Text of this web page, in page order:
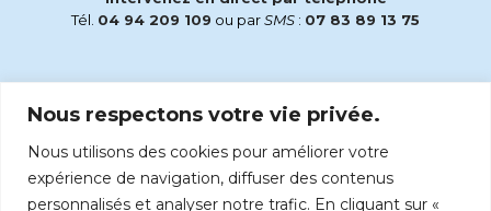
Nous respectons votre vie privée.
Nous utilisons des cookies pour améliorer votre
expérience de navigation, diffuser des contenus
personnalisés et analyser notre trafic. En cliquant sur «
Tél. 04 94 209 109 ou parSMS : 07 83 89 13 75
accueil@radiomaria.fr
Écoutez Radio Maria sur :